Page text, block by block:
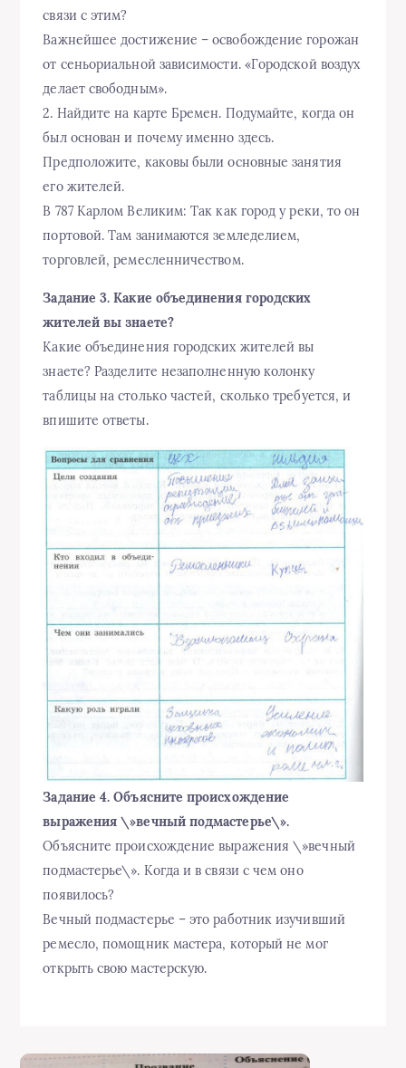
связи с этим?
Важнейшее достижение – освобождение горожан
от сеньориальной зависимости. «Городской воздух
делает свободным».
2. Найдите на карте Бремен. Подумайте, когда он
был основан и почему именно здесь.
Предположите, каковы были основные занятия
его жителей.
В 787 Карлом Великим: Так как город у реки, то он
портовой. Там занимаются земледелием,
торговлей, ремесленничеством.
Задание 3. Какие объединения городских
жителей вы знаете?
Какие объединения городских жителей вы
знаете? Разделите незаполненную колонку
таблицы на столько частей, сколько требуется, и
впишите ответы.
Задание 4. Объясните происхождение
выражения \»вечный подмастерье\».
Объясните происхождение выражения \»вечный
подмастерье\». Когда и в связи с чем оно
появилось?
Вечный подмастерье – это работник изучивший
ремесло, помощник мастера, который не мог
открыть свою мастерскую.